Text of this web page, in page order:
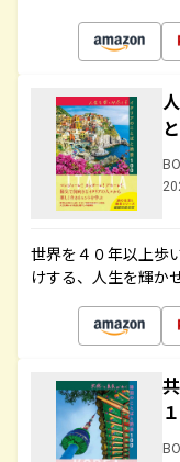
世界を４０年以上歩
けする、人生を輝か